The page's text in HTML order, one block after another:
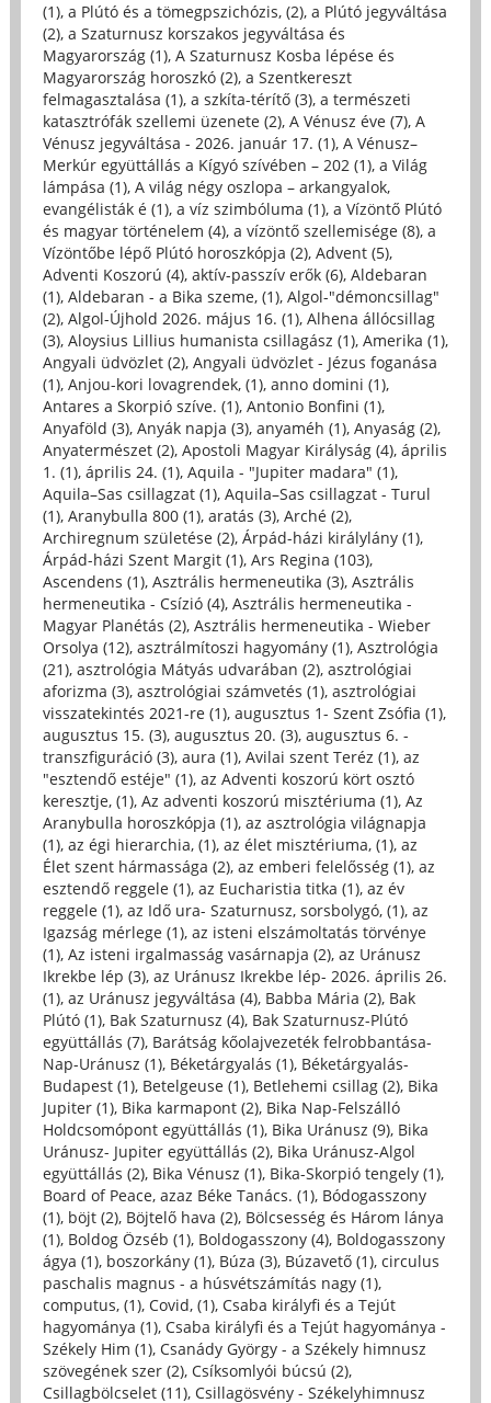
(1), a Plútó és a tömegpszichózis, (2), a Plútó jegyváltása
(2), a Szaturnusz korszakos jegyváltása és
Magyarország (1), A Szaturnusz Kosba lépése és
Magyarország horoszkó (2), a Szentkereszt
felmagasztalása (1), a szkíta-térítő (3), a természeti
katasztrófák szellemi üzenete (2), A Vénusz éve (7), A
Vénusz jegyváltása - 2026. január 17. (1), A Vénusz–
Merkúr együttállás a Kígyó szívében – 202 (1), a Világ
lámpása (1), A világ négy oszlopa – arkangyalok,
evangélisták é (1), a víz szimbóluma (1), a Vízöntő Plútó
és magyar történelem (4), a vízöntő szellemisége (8), a
Vízöntőbe lépő Plútó horoszkópja (2), Advent (5),
Adventi Koszorú (4), aktív-passzív erők (6), Aldebaran
(1), Aldebaran - a Bika szeme, (1), Algol-"démoncsillag"
(2), Algol-Újhold 2026. május 16. (1), Alhena állócsillag
(3), Aloysius Lillius humanista csillagász (1), Amerika (1),
Angyali üdvözlet (2), Angyali üdvözlet - Jézus foganása
(1), Anjou-kori lovagrendek, (1), anno domini (1),
Antares a Skorpió szíve. (1), Antonio Bonfini (1),
Anyaföld (3), Anyák napja (3), anyaméh (1), Anyaság (2),
Anyatermészet (2), Apostoli Magyar Királyság (4), április
1. (1), április 24. (1), Aquila - "Jupiter madara" (1),
Aquila–Sas csillagzat (1), Aquila–Sas csillagzat - Turul
(1), Aranybulla 800 (1), aratás (3), Arché (2),
Archiregnum születése (2), Árpád-házi királylány (1),
Árpád-házi Szent Margit (1), Ars Regina (103),
Ascendens (1), Asztrális hermeneutika (3), Asztrális
hermeneutika - Csízió (4), Asztrális hermeneutika -
Magyar Planétás (2), Asztrális hermeneutika - Wieber
Orsolya (12), asztrálmítoszi hagyomány (1), Asztrológia
(21), asztrológia Mátyás udvarában (2), asztrológiai
aforizma (3), asztrológiai számvetés (1), asztrológiai
visszatekintés 2021-re (1), augusztus 1- Szent Zsófia (1),
augusztus 15. (3), augusztus 20. (3), augusztus 6. -
transzfiguráció (3), aura (1), Avilai szent Teréz (1), az
"esztendő estéje" (1), az Adventi koszorú kört osztó
keresztje, (1), Az adventi koszorú misztériuma (1), Az
Aranybulla horoszkópja (1), az asztrológia világnapja
(1), az égi hierarchia, (1), az élet misztériuma, (1), az
Élet szent hármassága (2), az emberi felelősség (1), az
esztendő reggele (1), az Eucharistia titka (1), az év
reggele (1), az Idő ura- Szaturnusz, sorsbolygó, (1), az
Igazság mérlege (1), az isteni elszámoltatás törvénye
(1), Az isteni irgalmasság vasárnapja (2), az Uránusz
Ikrekbe lép (3), az Uránusz Ikrekbe lép- 2026. április 26.
(1), az Uránusz jegyváltása (4), Babba Mária (2), Bak
Plútó (1), Bak Szaturnusz (4), Bak Szaturnusz-Plútó
együttállás (7), Barátság kőolajvezeték felrobbantása-
Nap-Uránusz (1), Béketárgyalás (1), Béketárgyalás-
Budapest (1), Betelgeuse (1), Betlehemi csillag (2), Bika
Jupiter (1), Bika karmapont (2), Bika Nap-Felszálló
Holdcsomópont együttállás (1), Bika Uránusz (9), Bika
Uránusz- Jupiter együttállás (2), Bika Uránusz-Algol
együttállás (2), Bika Vénusz (1), Bika-Skorpió tengely (1),
Board of Peace, azaz Béke Tanács. (1), Bódogasszony
(1), böjt (2), Böjtelő hava (2), Bölcsesség és Három lánya
(1), Boldog Özséb (1), Boldogasszony (4), Boldogasszony
ágya (1), boszorkány (1), Búza (3), Búzavető (1), circulus
paschalis magnus - a húsvétszámítás nagy (1),
computus, (1), Covid, (1), Csaba királyfi és a Tejút
hagyománya (1), Csaba királyfi és a Tejút hagyománya -
Székely Him (1), Csanády György - a Székely himnusz
szövegének szer (2), Csíksomlyói búcsú (2),
Csillagbölcselet (11), Csillagösvény - Székelyhimnusz